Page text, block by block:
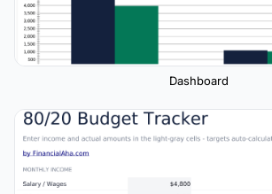
Dashboard